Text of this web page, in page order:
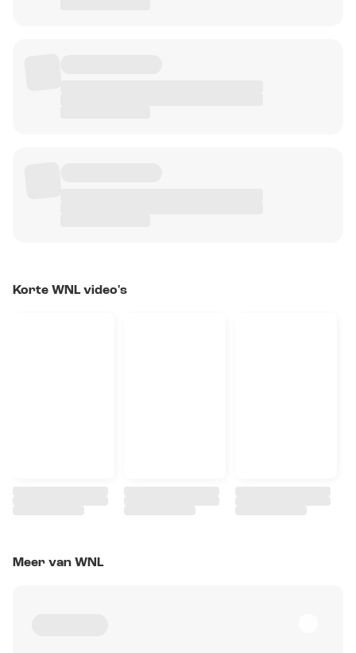
Korte WNL video's
Meer van WNL